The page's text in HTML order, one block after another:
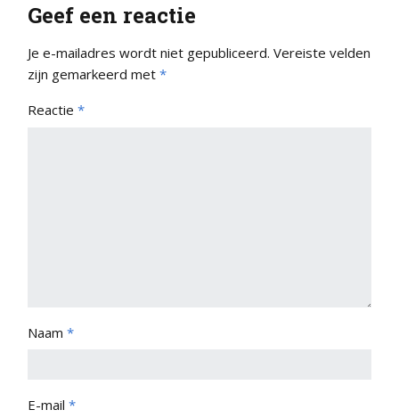
Geef een reactie
Je e-mailadres wordt niet gepubliceerd. Vereiste velden
zijn gemarkeerd met*
Reactie*
Naam*
E-mail*